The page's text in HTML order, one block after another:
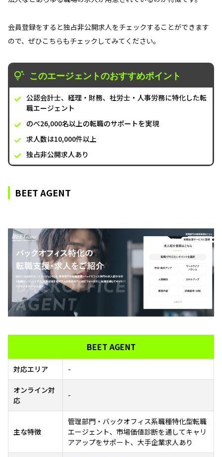
会員登録をすると独占非公開求人をチェックすることができます
ので、ぜひこちらもチェックしてみてください。
このエージェントのおすすめポイント
公認会計士、経理・財務、社労士・人事労務に特化した転
職エージェント
のべ26,000名以上の転職のサポートを実現
求人数は10,000件以上
独占非公開求人あり
BEET AGENT
BEET AGENT
対応エリア -
オンライン対
応
-
主な特徴
管理部門・バックオフィス系職種特化型転職
エージェント、市場価値診断を通してキャリ
アアップをサポート、大手企業求人あり